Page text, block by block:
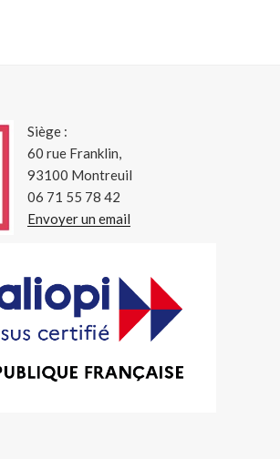
Siège :
60 rue Franklin,
93100 Montreuil
06 71 55 78 42
Envoyer un email